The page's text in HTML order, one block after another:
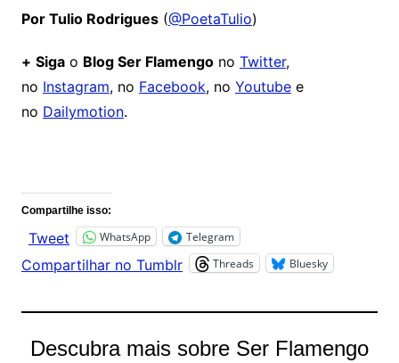
Por Tulio Rodrigues(@PoetaTulio)
+ Sigao Blog Ser Flamengono Twitter,
no Instagram, no Facebook, no Youtubee
no Dailymotion.
Compartilhe isso:
Tweet WhatsApp Telegram
Compartilhar no Tumblr Threads Bluesky
Descubra mais sobre Ser Flamengo